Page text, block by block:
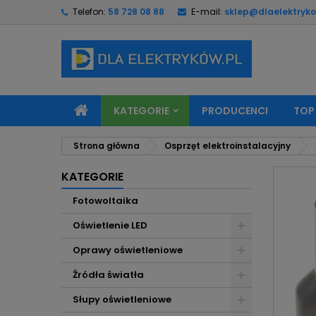
Telefon: 58 728 08 88 E-mail:
KATEGORIE PRODUCENCI
Strona główna Osprzęt elektroinstalacyjny
KATEGORIE
Fotowoltaika
Oświetlenie LED
Oprawy oświetleniowe
Źródła światła
Słupy oświetleniowe